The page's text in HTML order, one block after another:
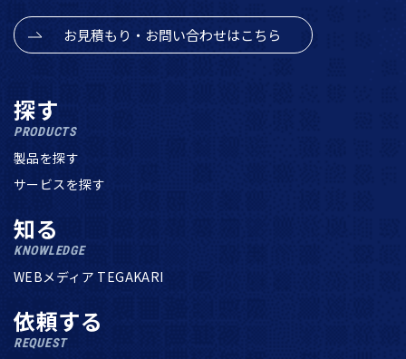
お見積もり・お問い合わせはこちら
探す
PRODUCTS
製品を探す
サービスを探す
知る
KNOWLEDGE
WEBメディア TEGAKARI
依頼する
REQUEST